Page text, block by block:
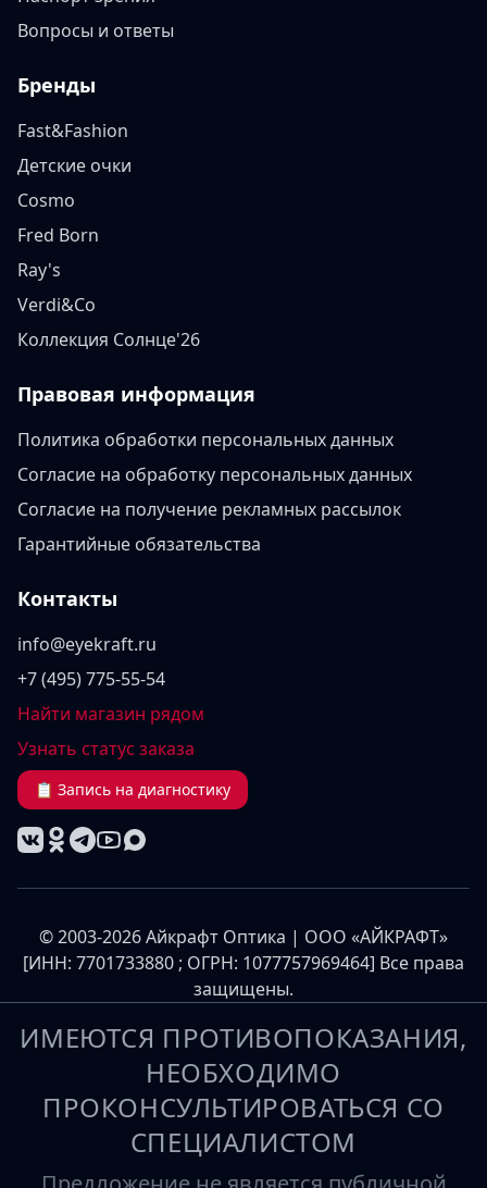
Вопросы и ответы
Бренды
Fast&Fashion
Детские очки
Cosmo
Fred Born
Ray's
Verdi&Co
Коллекция Солнце'26
Правовая информация
Политика обработки персональных данных
Согласие на обработку персональных данных
Согласие на получение рекламных рассылок
Гарантийные обязательства
Контакты
info@eyekraft.ru
+7 (495) 775-55-54
Найти магазин рядом
Узнать статус заказа
📋 Запись на диагностику
© 2003-2026 Айкрафт Оптика | ООО «АЙКРАФТ»
[ИНН: 7701733880 ; ОГРН: 1077757969464] Все права
защищены.
ИМЕЮТСЯ ПРОТИВОПОКАЗАНИЯ,
НЕОБХОДИМО
ПРОКОНСУЛЬТИРОВАТЬСЯ СО
СПЕЦИАЛИСТОМ